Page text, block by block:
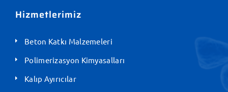
Hizmetlerimiz
Beton Katkı Malzemeleri
Polimerizasyon Kimyasalları
Kalıp Ayırıcılar